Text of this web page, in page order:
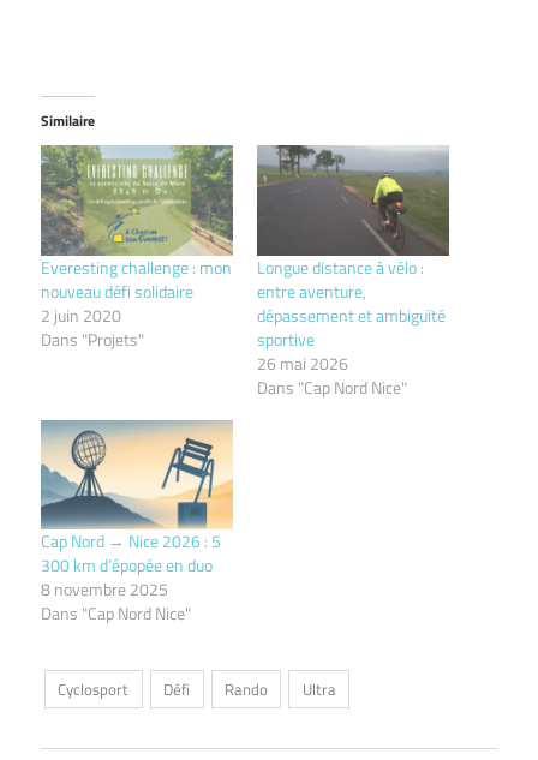
Similaire
Everesting challenge : mon
nouveau défi solidaire
2 juin 2020
Dans "Projets"
Longue distance à vélo :
entre aventure,
dépassement et ambiguïté
sportive
26 mai 2026
Dans "Cap Nord Nice"
Cap Nord → Nice 2026 : 5
300 km d’épopée en duo
8 novembre 2025
Dans "Cap Nord Nice"
Cyclosport Défi Rando Ultra